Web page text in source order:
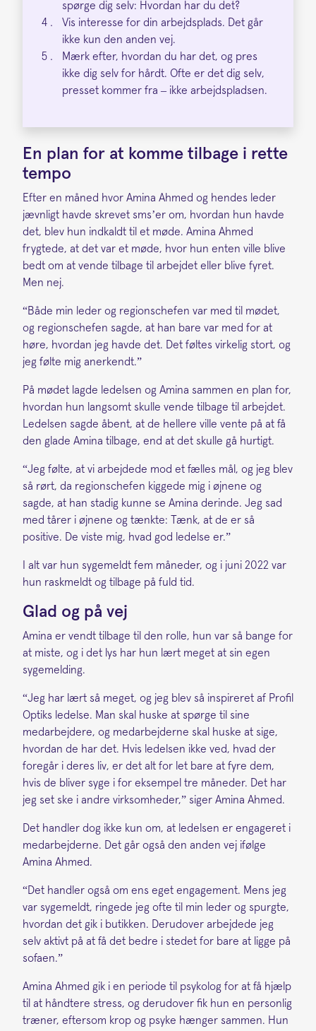
spørge dig selv: Hvordan har du det?
Vis interesse for din arbejdsplads. Det går
ikke kun den anden vej.
Mærk efter, hvordan du har det, og pres
ikke dig selv for hårdt. Ofte er det dig selv,
presset kommer fra – ikke arbejdspladsen.
En plan for at komme tilbage i rette
tempo
Efter en måned hvor Amina Ahmed og hendes leder
jævnligt havde skrevet sms’er om, hvordan hun havde
det, blev hun indkaldt til et møde. Amina Ahmed
frygtede, at det var et møde, hvor hun enten ville blive
bedt om at vende tilbage til arbejdet eller blive fyret.
Men nej.
“Både min leder og regionschefen var med til mødet,
og regionschefen sagde, at han bare var med for at
høre, hvordan jeg havde det. Det føltes virkelig stort, og
jeg følte mig anerkendt.”
På mødet lagde ledelsen og Amina sammen en plan for,
hvordan hun langsomt skulle vende tilbage til arbejdet.
Ledelsen sagde åbent, at de hellere ville vente på at få
den glade Amina tilbage, end at det skulle gå hurtigt.
“Jeg følte, at vi arbejdede mod et fælles mål, og jeg blev
så rørt, da regionschefen kiggede mig i øjnene og
sagde, at han stadig kunne se Amina derinde. Jeg sad
med tårer i øjnene og tænkte: Tænk, at de er så
positive. De viste mig, hvad god ledelse er.”
I alt var hun sygemeldt fem måneder, og i juni 2022 var
hun raskmeldt og tilbage på fuld tid.
Glad og på vej
Amina er vendt tilbage til den rolle, hun var så bange for
at miste, og i det lys har hun lært meget at sin egen
sygemelding.
“Jeg har lært så meget, og jeg blev så inspireret af Profil
Optiks ledelse. Man skal huske at spørge til sine
medarbejdere, og medarbejderne skal huske at sige,
hvordan de har det. Hvis ledelsen ikke ved, hvad der
foregår i deres liv, er det alt for let bare at fyre dem,
hvis de bliver syge i for eksempel tre måneder. Det har
jeg set ske i andre virksomheder,” siger Amina Ahmed.
Det handler dog ikke kun om, at ledelsen er engageret i
medarbejderne. Det går også den anden vej ifølge
Amina Ahmed.
“Det handler også om ens eget engagement. Mens jeg
var sygemeldt, ringede jeg ofte til min leder og spurgte,
hvordan det gik i butikken. Derudover arbejdede jeg
selv aktivt på at få det bedre i stedet for bare at ligge på
sofaen.”
Amina Ahmed gik i en periode til psykolog for at få hjælp
til at håndtere stress, og derudover fik hun en personlig
træner, eftersom krop og psyke hænger sammen. Hun